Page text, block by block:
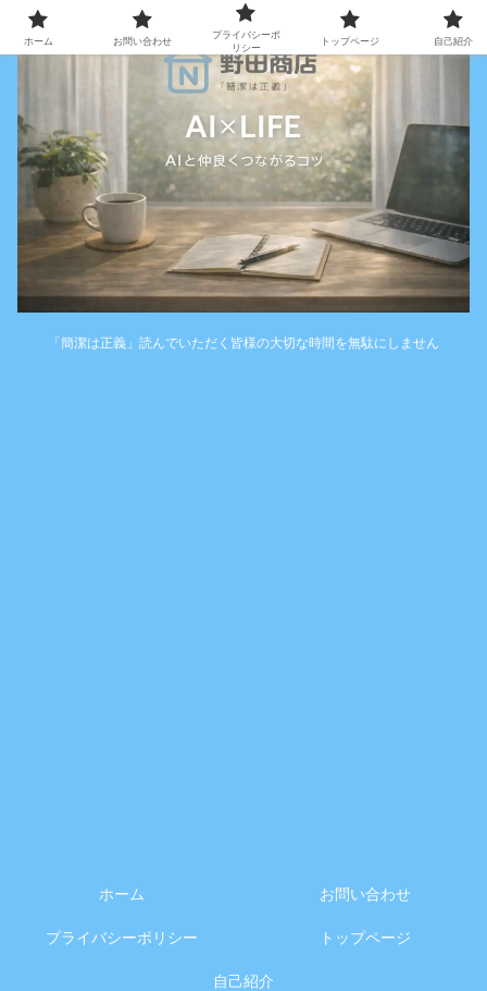
「簡潔は正義」読んでいただく皆様の大切な時間を無駄にしません
ホーム お問い合わせ
プライバシーポリシー トップページ
自己紹介
ホーム お問い合わせ
プライバシーポ
リシー
トップページ 自己紹介